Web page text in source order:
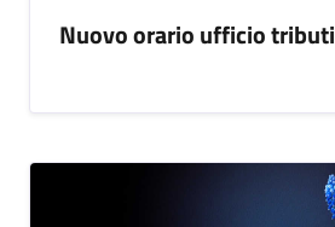
Nuovo orario ufficio tributi